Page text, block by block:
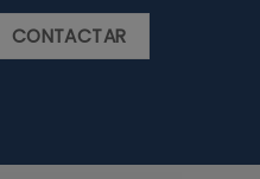
CONTACTAR